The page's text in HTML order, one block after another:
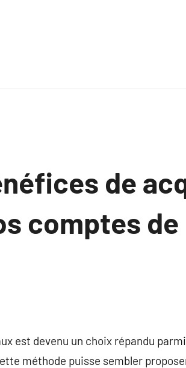
de
comptes de
est devenu un choix répandu
méthode puisse sembler